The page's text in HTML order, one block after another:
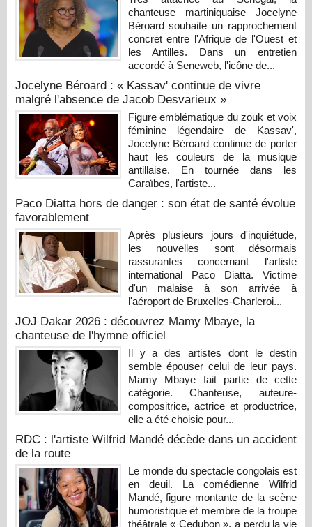
chanteuse martiniquaise Jocelyne
Béroard souhaite un rapprochement
concret entre l'Afrique de l'Ouest et
les Antilles. Dans un entretien
accordé à Seneweb, l'icône de...
Jocelyne Béroard : « Kassav' continue de vivre
malgré l'absence de Jacob Desvarieux »
Figure emblématique du zouk et voix
féminine légendaire de Kassav',
Jocelyne Béroard continue de porter
haut les couleurs de la musique
antillaise. En tournée dans les
Caraïbes, l'artiste...
Paco Diatta hors de danger : son état de santé évolue
favorablement
Après plusieurs jours d'inquiétude,
les nouvelles sont désormais
rassurantes concernant l'artiste
international Paco Diatta. Victime
d'un malaise à son arrivée à
l'aéroport de Bruxelles-Charleroi...
JOJ Dakar 2026 : découvrez Mamy Mbaye, la
chanteuse de l'hymne officiel
Il y a des artistes dont le destin
semble épouser celui de leur pays.
Mamy Mbaye fait partie de cette
catégorie. Chanteuse, auteure-
compositrice, actrice et productrice,
elle a été choisie pour...
RDC : l'artiste Wilfrid Mandé décède dans un accident
de la route
Le monde du spectacle congolais est
en deuil. La comédienne Wilfrid
Mandé, figure montante de la scène
humoristique et membre de la troupe
théâtrale « Cedubon », a perdu la vie